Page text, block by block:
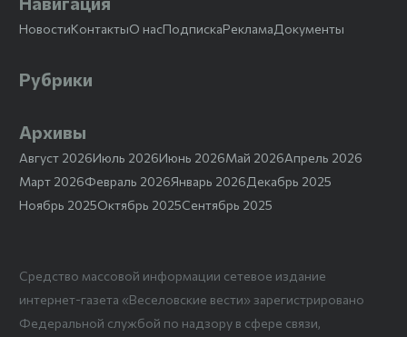
НовостиКонтактыО насПодпискаРекламаДокументы
Рубрики
Архивы
Август 2026Июль 2026Июнь 2026Май 2026Апрель 2026
Март 2026Февраль 2026Январь 2026Декабрь 2025
Ноябрь 2025Октябрь 2025Сентябрь 2025
Средство массовой информации сетевое издание
интернет-газета «Веселовские вести» зарегистрировано
Федеральной службой по надзору в сфере связи,